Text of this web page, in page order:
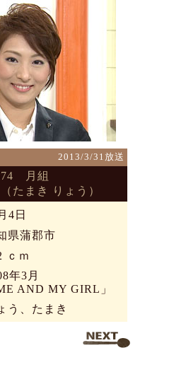
2013/3/31放送
月組
たまき りょう）
4日
県蒲郡市
ｃｍ
年3月
AND MY GIRL」
う、たまき